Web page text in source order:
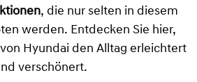
, die nur selten in diesem
werden. Entdecken Sie hier,
Hyundai den Alltag erleichtert
verschönert.